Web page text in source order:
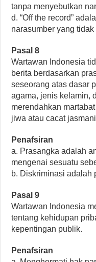
tanpa menyebutkan
d. “Off the record”
narasumber yang
Pasal 8
Wartawan Indonesia
berita berdasarkan
seseorang atas dasar
agama, jenis kelamin,
merendahkan
jiwa atau cacat
Penafsiran
a. Prasangka adalah
mengenai sesuatu
b. Diskriminasi adalah
Pasal 9
Wartawan Indonesia
tentang kehidupan
kepentingan publik.
Penafsiran